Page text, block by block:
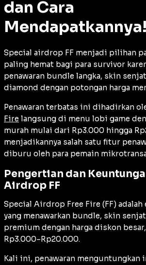
dan Cara
Mendapatkannya!
Special airdrop FF menjadi pilihan
paling hemat bagi para survivor
penawaran bundle langka, skin
diamond dengan potongan harga
Penawaran terbatas ini dihadirkan
Fire langsung di menu lobi game
murah mulai dari Rp3.000 hingga
menjadikannya salah satu fitur
diburu oleh para pemain
Pengertian dan
Airdrop FF
Special Airdrop Free Fire (FF)
yang menawarkan bundle, skin
premium dengan harga diskon
Rp3.000–Rp20.000.
Kali ini, penawaran menguntungkan